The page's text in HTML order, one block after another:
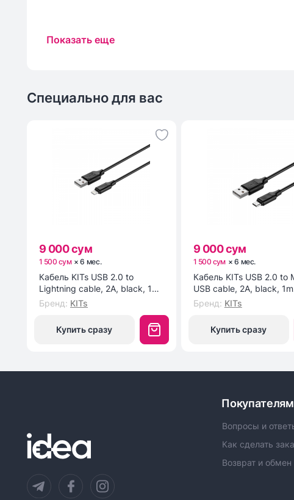
Показать еще
Специально для вас
9 000 сум
1 500 сум ×6 мес.
Кабель KITs USB 2.0 to
Lightning cable, 2A, black, 1m
(KITS-W-003)
Бренд: KITs
Купить сразу
9 000 сум
1 500 сум ×6 мес.
Кабель KITs USB 2.0 to
USB cable, 2A, black, 1m
(KITS-W-002)
Бренд: KITs
Купить сразу
Покупателям
Вопросы и
Как сделать
Возврат и обмен